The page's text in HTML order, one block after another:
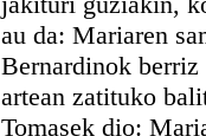
au da: Mariaren
Bernardinok berriz
artean zatituko
Tomasek dio: